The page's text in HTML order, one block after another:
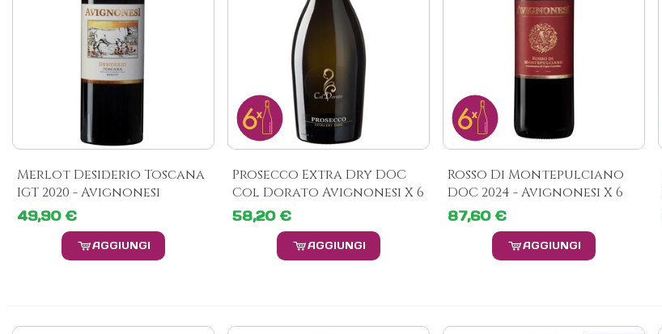
Merlot Desiderio Toscana
IGT 2020 - Avignonesi
49,90 €
AGGIUNGI
Prosecco Extra Dry DOC
Col Dorato Avignonesi X 6
58,20 €
AGGIUNGI
Rosso Di Montepulciano
DOC 2024 - Avignonesi X 6
87,60 €
AGGIUNGI